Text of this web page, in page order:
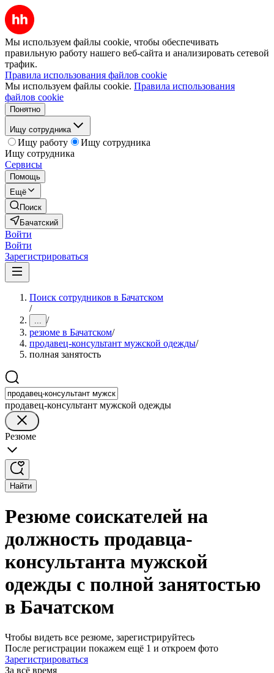
Мы используем файлы cookie, чтобы обеспечивать
правильную работу нашего веб-сайта и анализировать сетевой
трафик.
Правила использования файлов cookie
Мы используем файлы cookie. Правила использования
файлов cookie
Понятно
Ищу сотрудника
Ищу работу
Ищу сотрудника
Ищу сотрудника
Сервисы
Помощь
Ещё
Поиск
Бачатский
Войти
Войти
Зарегистрироваться
Поиск сотрудников в Бачатском
/
... /
резюме в Бачатском/
продавец-консультант мужской одежды/
полная занятость
продавец-консультант мужской одежды
Резюме
Найти
Резюме соискателей на
должность продавца-
консультанта мужской
одежды с полной занятостью
в Бачатском
Чтобы видеть все резюме, зарегистрируйтесь
После регистрации покажем ещё 1 и откроем фото
Зарегистрироваться
За всё время